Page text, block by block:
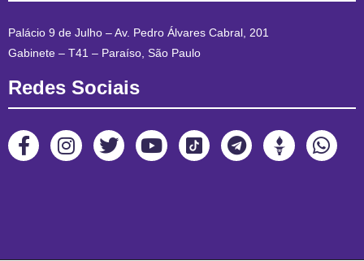
Palácio 9 de Julho – Av. Pedro Álvares Cabral, 201
Gabinete – T41 – Paraíso, São Paulo
Redes Sociais